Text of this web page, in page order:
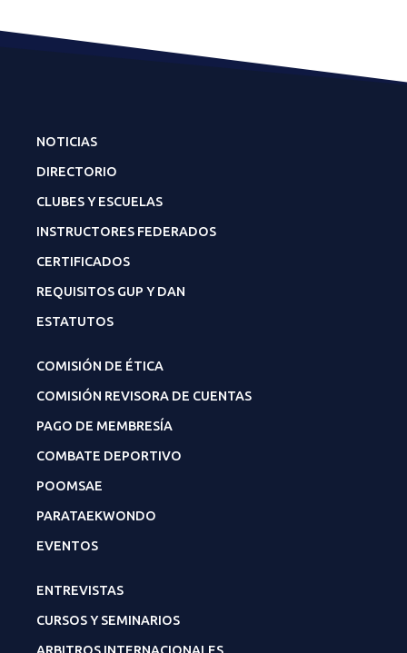
NOTICIAS
DIRECTORIO
CLUBES Y ESCUELAS
INSTRUCTORES FEDERADOS
CERTIFICADOS
REQUISITOS GUP Y DAN
ESTATUTOS
COMISIÓN DE ÉTICA
COMISIÓN REVISORA DE CUENTAS
PAGO DE MEMBRESÍA
COMBATE DEPORTIVO
POOMSAE
PARATAEKWONDO
EVENTOS
ENTREVISTAS
CURSOS Y SEMINARIOS
ARBITROS INTERNACIONALES